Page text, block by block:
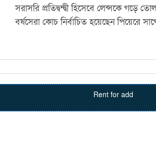
সরাসরি প্রতিদ্বন্দ্বী হিসেবে লেন্সকে গড়ে
বর্ষসেরা কোচ নির্বাচিত হয়েছেন পিয়েরে
Rent for add